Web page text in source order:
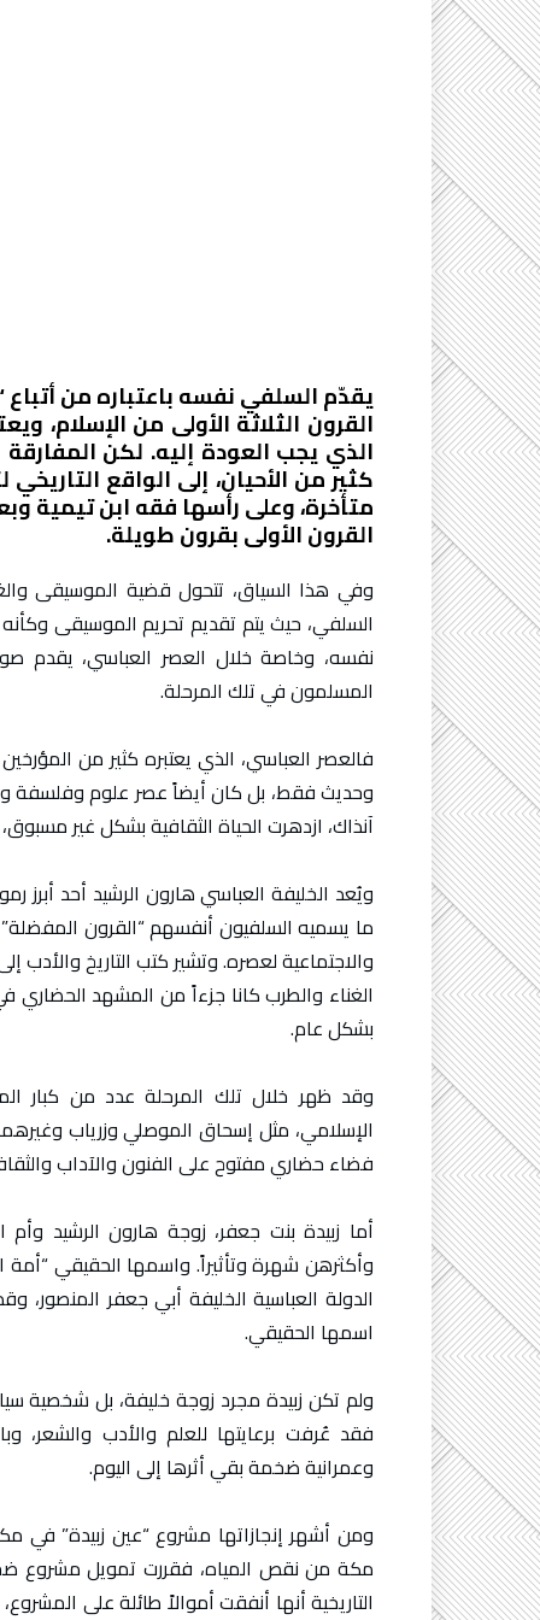
يقدّم السلفي نفسه باعتباره من
القرون الثلاثة الأولى من الإسلام،
الذي يجب العودة إليه. لكن
كثير من الأحيان، إلى الواقع
متأخرة، وعلى رأسها فقه ابن تيمية
القرون الأولى بقرون طويلة.
وفي هذا السياق، تتحول قضية الموسيقى
السلفي، حيث يتم تقديم تحريم الموسيقى
نفسه، وخاصة خلال العصر العباسي، يقدم
المسلمون في تلك المرحلة.
فالعصر العباسي، الذي يعتبره كثير من
وحديث فقط، بل كان أيضاً عصر علوم وفلسفة
آنذاك، ازدهرت الحياة الثقافية بشكل غير
ويُعد الخليفة العباسي هارون الرشيد أحد
ما يسميه السلفيون أنفسهم “القرون
والاجتماعية لعصره. وتشير كتب التاريخ
الغناء والطرب كانا جزءاً من المشهد
بشكل عام.
وقد ظهر خلال تلك المرحلة عدد من كبار
الإسلامي، مثل إسحاق الموصلي وزرياب
فضاء حضاري مفتوح على الفنون والآداب
أما زبيدة بنت جعفر، زوجة هارون الرشيد وأم
وأكثرهن شهرة وتأثيراً. واسمها الحقيقي
الدولة العباسية الخليفة أبي جعفر المنصور،
اسمها الحقيقي.
ولم تكن زبيدة مجرد زوجة خليفة، بل شخصية
فقد عُرفت برعايتها للعلم والأدب والشعر،
وعمرانية ضخمة بقي أثرها إلى اليوم.
ومن أشهر إنجازاتها مشروع “عين زبيدة” في
مكة من نقص المياه، فقررت تمويل مشروع ضخم
التاريخية أنها أنفقت أموالاً طائلة على